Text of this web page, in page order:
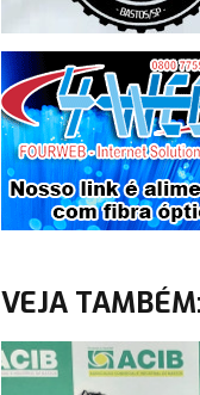
VEJA